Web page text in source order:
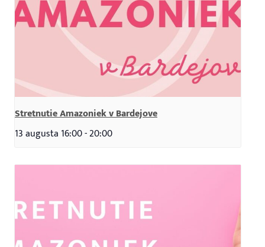
Stretnutie Amazoniek v Bardejove
13 augusta 16:00-20:00